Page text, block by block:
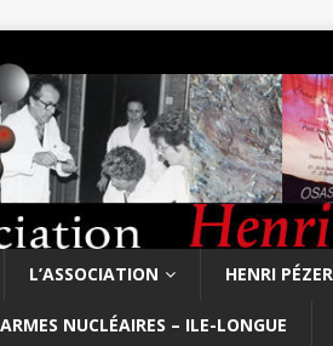
L’ASSOCIATION HENRI
NUCLÉAIRES – ILE-LONGUE